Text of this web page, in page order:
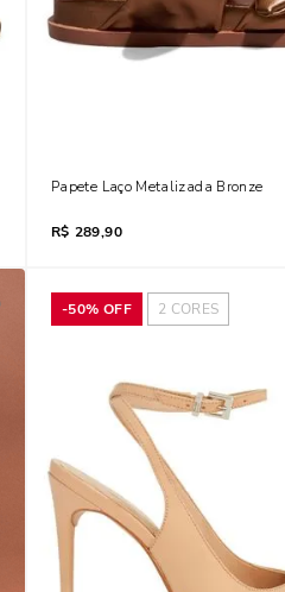
Papete Laço Metalizada Bronze
R$ 289,90
-50% OFF 2 CORES